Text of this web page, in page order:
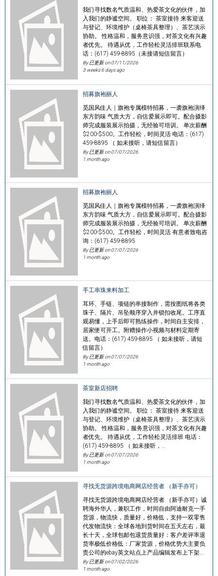
我们寻找数名气质温和、热爱茶文化的伙伴，加
入我们的静谧空间。 职位： 茶室接待 来客迎送
与登记、环境维护（桌椅茶具整理）、茶艺演示
协助。 性格温和，服务意识强，对茶文化有兴趣
者优先。 待遇从优，工作轻松灵活排班联系电
话：(617) 459-8895（未接请短信留言）
By 已更新 on07/11/2026
3 weeks 6 days ago
招募旗袍丽人
觅国风佳人｜旗袍专属模特招募，一袭旗袍演绎
东方韵味 气质大方，自信爱展示即可。配合摄影
师完成服装展示拍摄，无经验可培训。 单次薪酬
$200-$500。工作轻松，时间灵活 电话：(617)
459-8895 （ 如未接听，请短信留言）
By 已更新 on07/07/2026
1 month ago
招募旗袍丽人
觅国风佳人｜旗袍专属模特招募，一袭旗袍演绎
东方韵味 气质大方，自信爱展示即可。配合摄影
师完成服装展示拍摄，无经验可培训。 单次薪酬
$200-$500。工作轻松，时间灵活 有意者致电咨
询：(617) 459-8895
By 已更新 on07/07/2026
1 month ago
手工串珠来料加工
耳环、手链、项链的串接制作，需按图纸将各类
珠子、隔片、吊坠顺序穿入并锁扣收尾。工序直
观易懂，上手后即可熟练操作，时间自主安排，
居家便可开工。附赠操作小视频与材料定期寄
送。电话：(617) 459-8895 （ 如未接听，请短
信留言）
By 已更新 on07/07/2026
1 month ago
茶室新店招聘
我们寻找数名气质温和、热爱茶文化的伙伴，加
入我们的静谧空间。 职位： 茶室接待 来客迎送
与登记、环境维护（桌椅茶具整理）、茶艺演示
协助。 性格温和，服务意识强，对茶文化有兴趣
者优先。 待遇从优，工作轻松灵活排班 电话：
(617) 459-8895 （ 如未接听，…
By 已更新 on07/07/2026
1 month ago
寻找无货源跨境电商网店经营者 （新手亦可）
寻找无货源跨境电商网店经营者 （新手亦可）诚
聘海外华人，兼职工作，时间自由阿迪耐克一手
货源，物流快，质量好，价格低，支持一双零售
代发物流快：全球各地到货时间在五天左右，最
长十天，全球包邮包退货质量好：客户差评率退
货率极低价格低：厂家货源，价格优势大主要负
责公司的ebay英文站点上产品编辑发布上下架…
By 已更新 on07/02/2026
1 month ago